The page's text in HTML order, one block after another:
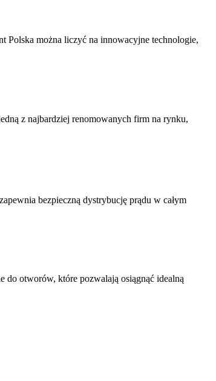
Polska można liczyć na innowacyjne technologie,
z najbardziej renomowanych firm na rynku,
bezpieczną dystrybucję prądu w całym
do otworów, które pozwalają osiągnąć idealną